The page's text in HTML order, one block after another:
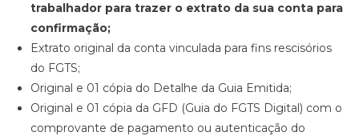
trabalhador para trazer o extrato da sua conta para
confirmação;
Extrato original da conta vinculada para fins rescisórios
do FGTS;
Original e 01 cópia do Detalhe da Guia Emitida;
Original e 01 cópia da GFD (Guia do FGTS Digital) com o
comprovante de pagamento ou autenticação do